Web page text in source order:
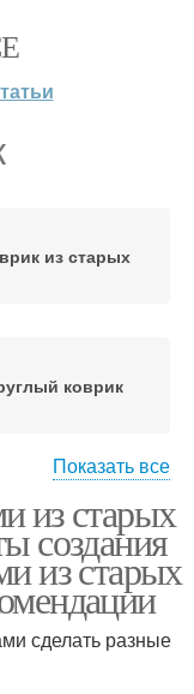
из старых
коврик
из носков
коврик
Показать все
из старых
создания
из старых
сделать разные